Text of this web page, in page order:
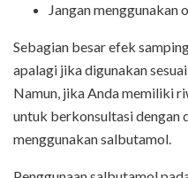
Jangan menggunakan
Sebagian besar efek
apalagi jika digunakan
Namun, jika Anda memiliki
untuk berkonsultasi dengan
menggunakan salbutamol.